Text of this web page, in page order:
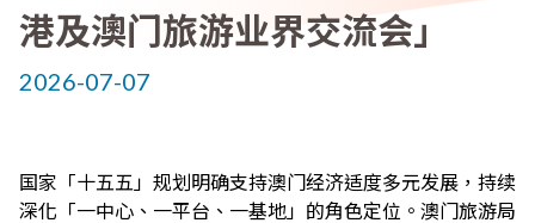
港及澳门旅游业界交流会」
2026-07-07
国家「十五五」规划明确支持澳门经济适度多元发展，持续
深化「一中心、一平台、一基地」的角色定位。澳门旅游局